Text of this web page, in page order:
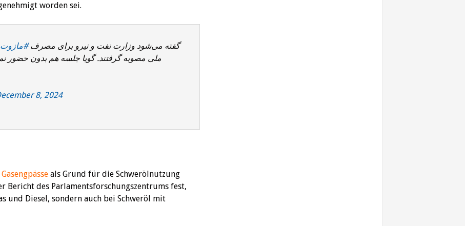
worden sei.
گفته می‌شود وزارت نفت و نیرو برای مصرف#مازوت
ملی مصوبه گرفتند. گویا جلسه هم بدون حضور
8, 2024
Gasengpässe als Grund für die Schwerölnutzung
des Parlamentsforschungszentrums fest,
und Diesel, sondern auch bei Schweröl mit